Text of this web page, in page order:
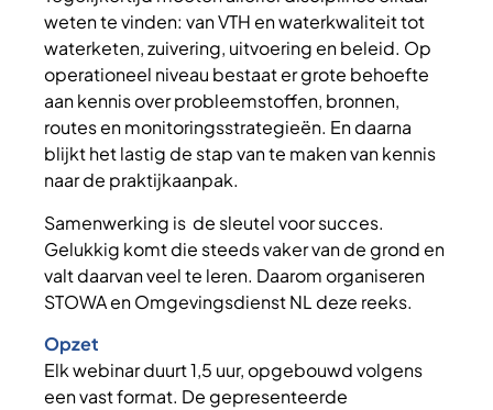
weten te vinden: van VTH en waterkwaliteit tot
waterketen, zuivering, uitvoering en beleid. Op
operationeel niveau bestaat er grote behoefte
aan kennis over probleemstoffen, bronnen,
routes en monitoringsstrategieën. En daarna
blijkt het lastig de stap van te maken van kennis
naar de praktijkaanpak.
Samenwerking is de sleutel voor succes.
Gelukkig komt die steeds vaker van de grond en
valt daarvan veel te leren. Daarom organiseren
STOWA en Omgevingsdienst NL deze reeks.
Opzet
Elk webinar duurt 1,5 uur, opgebouwd volgens
een vast format. De gepresenteerde